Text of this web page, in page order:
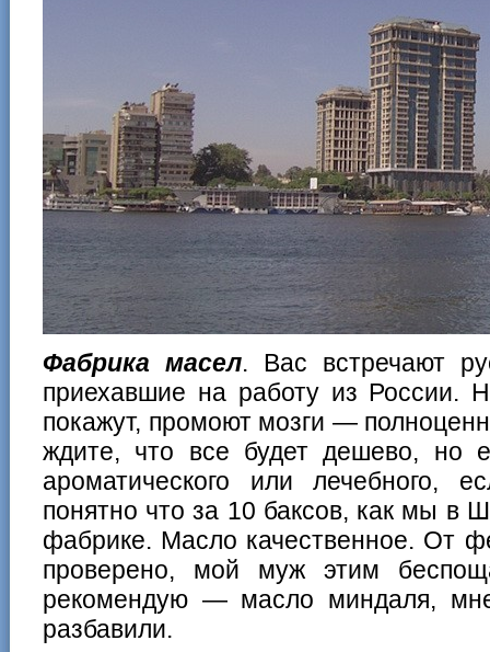
Фабрика масел. Вас встречают
приехавшие на работу из России.
покажут, промоют мозги —
ждите, что все будет дешево, но
ароматического или лечебного,
понятно что за 10 баксов, как мы в
фабрике. Масло качественное. От
проверено, мой муж этим
рекомендую — масло миндаля,
разбавили.